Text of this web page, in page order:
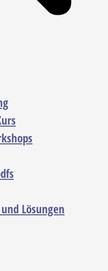
Lösungen